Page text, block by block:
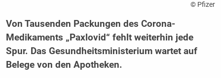
© Pfizer
Von Tausenden Packungen des Corona-
Medikaments „Paxlovid“ fehlt weiterhin jede
Spur. Das Gesundheitsministerium wartet auf
Belege von den Apotheken.